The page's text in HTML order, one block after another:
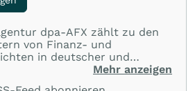
dpa-AFX zählt zu den
von Finanz- und
in deutscher und
Gestützt auf einMehr anzeigen